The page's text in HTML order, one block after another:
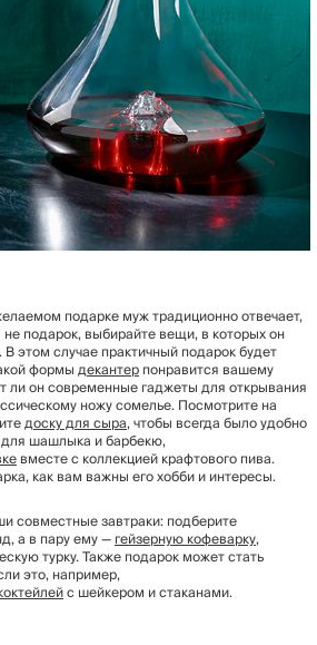
подарке муж традиционно отвечает,
подарок, выбирайте вещи, в которых он
этом случае практичный подарок будет
формыдекантерпонравится вашему
ли он современные гаджеты для открывания
ножу сомелье. Посмотрите на
доску для сыра, чтобы всегда было удобно
для шашлыка и барбекю,
вместе с коллекцией крафтового пива.
как вам важны его хобби и интересы.
совместные завтраки: подберите
а в пару ему —гейзерную кофеварку,
турку. Также подарок может стать
это, например,
с шейкером и стаканами.